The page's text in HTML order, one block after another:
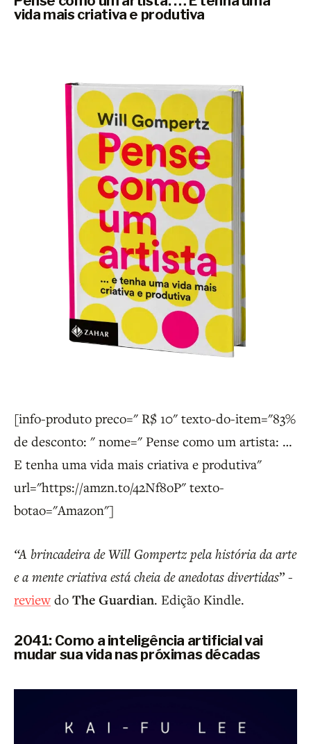
vida mais criativa e produtiva
[info-produto preco=" R$ 10" texto-do-item="83%
de desconto: " nome=" Pense como um artista: …
E tenha uma vida mais criativa e produtiva"
url="https://amzn.to/42Nf8oP" texto-
botao="Amazon"]
“A brincadeira de Will Gompertz pela história da arte
e a mente criativa está cheia de anedotas divertidas” -
review do The Guardian. Edição Kindle.
2041: Como a inteligência artificial vai
mudar sua vida nas próximas décadas